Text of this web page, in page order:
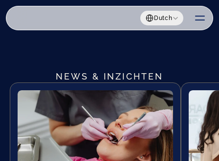
Select Language
Dutch
NEWS & INZICHTEN